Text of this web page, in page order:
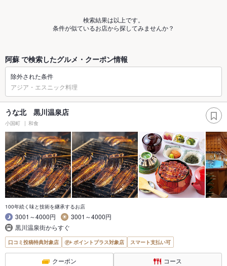
検索結果は以上です。
条件が似ているお店から探してみませんか？
阿蘇 で検索したグルメ・クーポン情報
除外された条件
アジア・エスニック料理
うな北 黒川温泉店
小国町 和食
100年続く味と技術を継承するお店
3001～4000円
3001～4000円
黒川温泉街からすぐ
口コミ投稿特典対象店 ポイントプラス対象店 スマート支払い可
クーポン コース